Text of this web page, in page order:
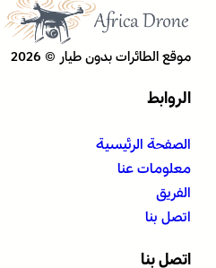
موقع الطائرات بدون طيار © 2026
الروابط
الصفحة الرئيسية
معلومات عنا
الفريق
اتصل بنا
اتصل بنا